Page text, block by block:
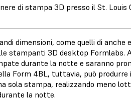
di stampa 3D presso il St. Louis
dimensioni, come quelli di
stampanti 3D desktop Formlabs.
durante la notte e saranno
Form 4BL, tuttavia, può
sola stampa, realizzando meno
la notte.